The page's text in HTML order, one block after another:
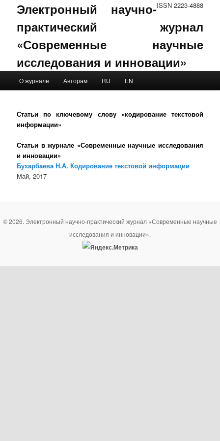
ISSN 2223-4888
Электронный научно-
практический журнал
«Современные научные
исследования и инновации»
Skip to primary content
Skip to secondary content
О журнале Авторам RU EN
Статьи по ключевому слову «кодирование текстовой
информации»
Статьи в журнале «Современные научные исследования
и инновации»
Бухарбаева Н.А. Кодирование текстовой информации
Май, 2017
© 2026. Электронный научно-практический журнал «Современные научные
исследования и инновации».